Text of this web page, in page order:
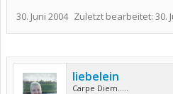
30. Juni 2004 Zuletzt bearbeitet: 30.
liebelein
Carpe Diem.....